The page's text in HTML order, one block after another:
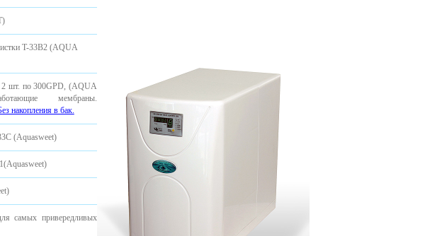
T-33B2 (AQUA
2 шт. по 300GPD, (AQUA
мембраны.
накопления в бак.
(Aquasweet)
самых привередливых